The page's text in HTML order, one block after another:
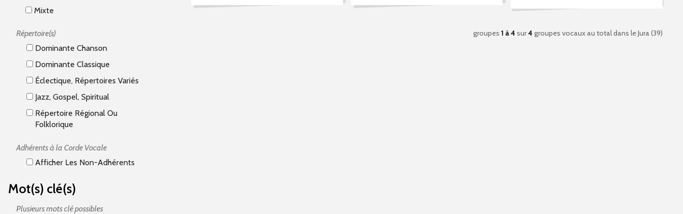
Mixte
Répertoire(s)
Dominante Chanson
Dominante Classique
Éclectique, Répertoires Variés
Jazz, Gospel, Spiritual
Répertoire Régional Ou
Folklorique
Adhérents à la Corde Vocale
Afficher Les Non-Adhérents
Mot(s) clé(s)
Plusieurs mots clé possibles
groupes 1 à 4 sur4 groupes vocaux au totaldans le Jura (39)